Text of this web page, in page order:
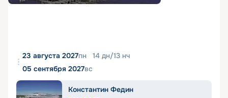
23 августа 2027пн 14 дн/13 нч
05 сентября 2027вс
Константин Федин